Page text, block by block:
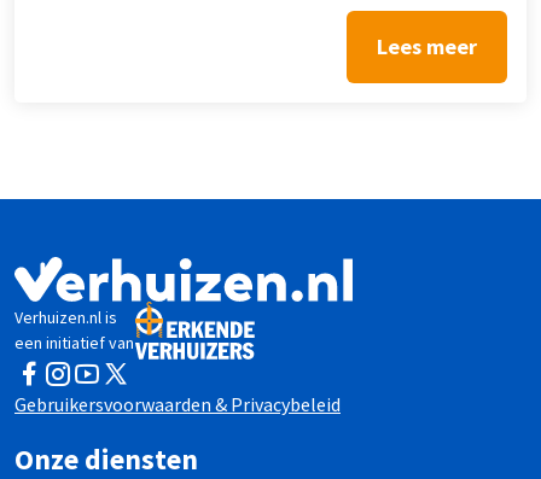
Lees meer
Verhuizen.nl is
een initiatief van
Facebook
Instagram
YouTubeTwitter
Gebruikersvoorwaarden & Privacybeleid
Onze diensten